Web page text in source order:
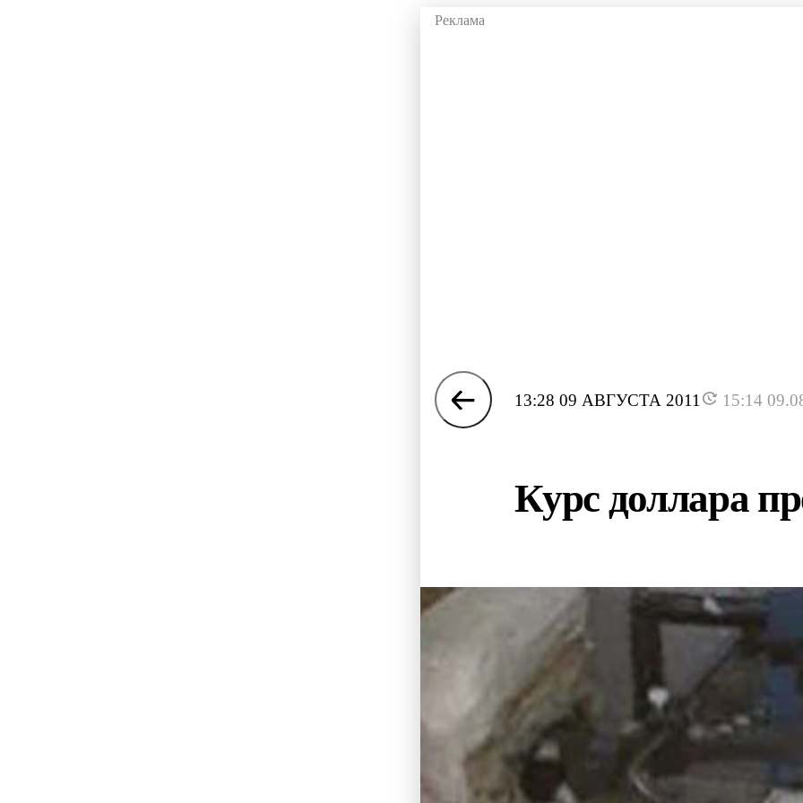
13:28 09 АВГУСТА 2011 15:14
Курс доллара